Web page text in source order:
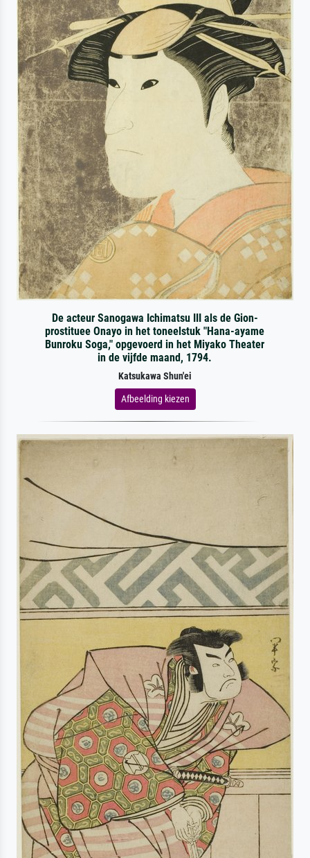
De acteur Sanogawa Ichimatsu III als de Gion-
prostituee Onayo in het toneelstuk "Hana-ayame
Bunroku Soga," opgevoerd in het Miyako Theater
in de vijfde maand, 1794.
Katsukawa Shun'ei
Afbeelding kiezen